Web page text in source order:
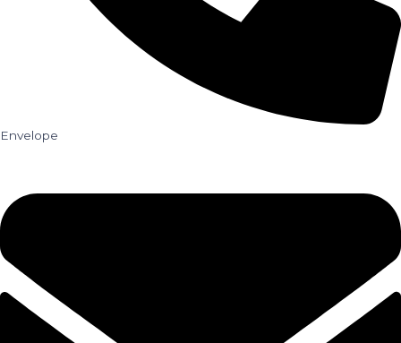
Envelope